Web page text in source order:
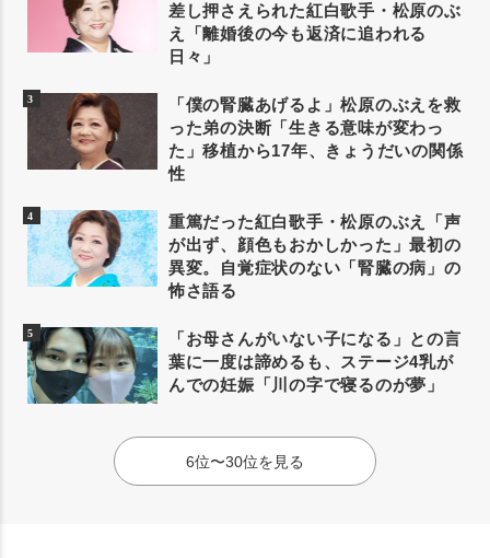
差し押さえられた紅白歌手・松原のぶ
え「離婚後の今も返済に追われる
日々」
「僕の腎臓あげるよ」松原のぶえを救
った弟の決断「生きる意味が変わっ
た」移植から17年、きょうだいの関係
性
重篤だった紅白歌手・松原のぶえ「声
が出ず、顔色もおかしかった」最初の
異変。自覚症状のない「腎臓の病」の
怖さ語る
「お母さんがいない子になる」との言
葉に一度は諦めるも、ステージ4乳が
んでの妊娠「川の字で寝るのが夢」
6位〜30位を見る